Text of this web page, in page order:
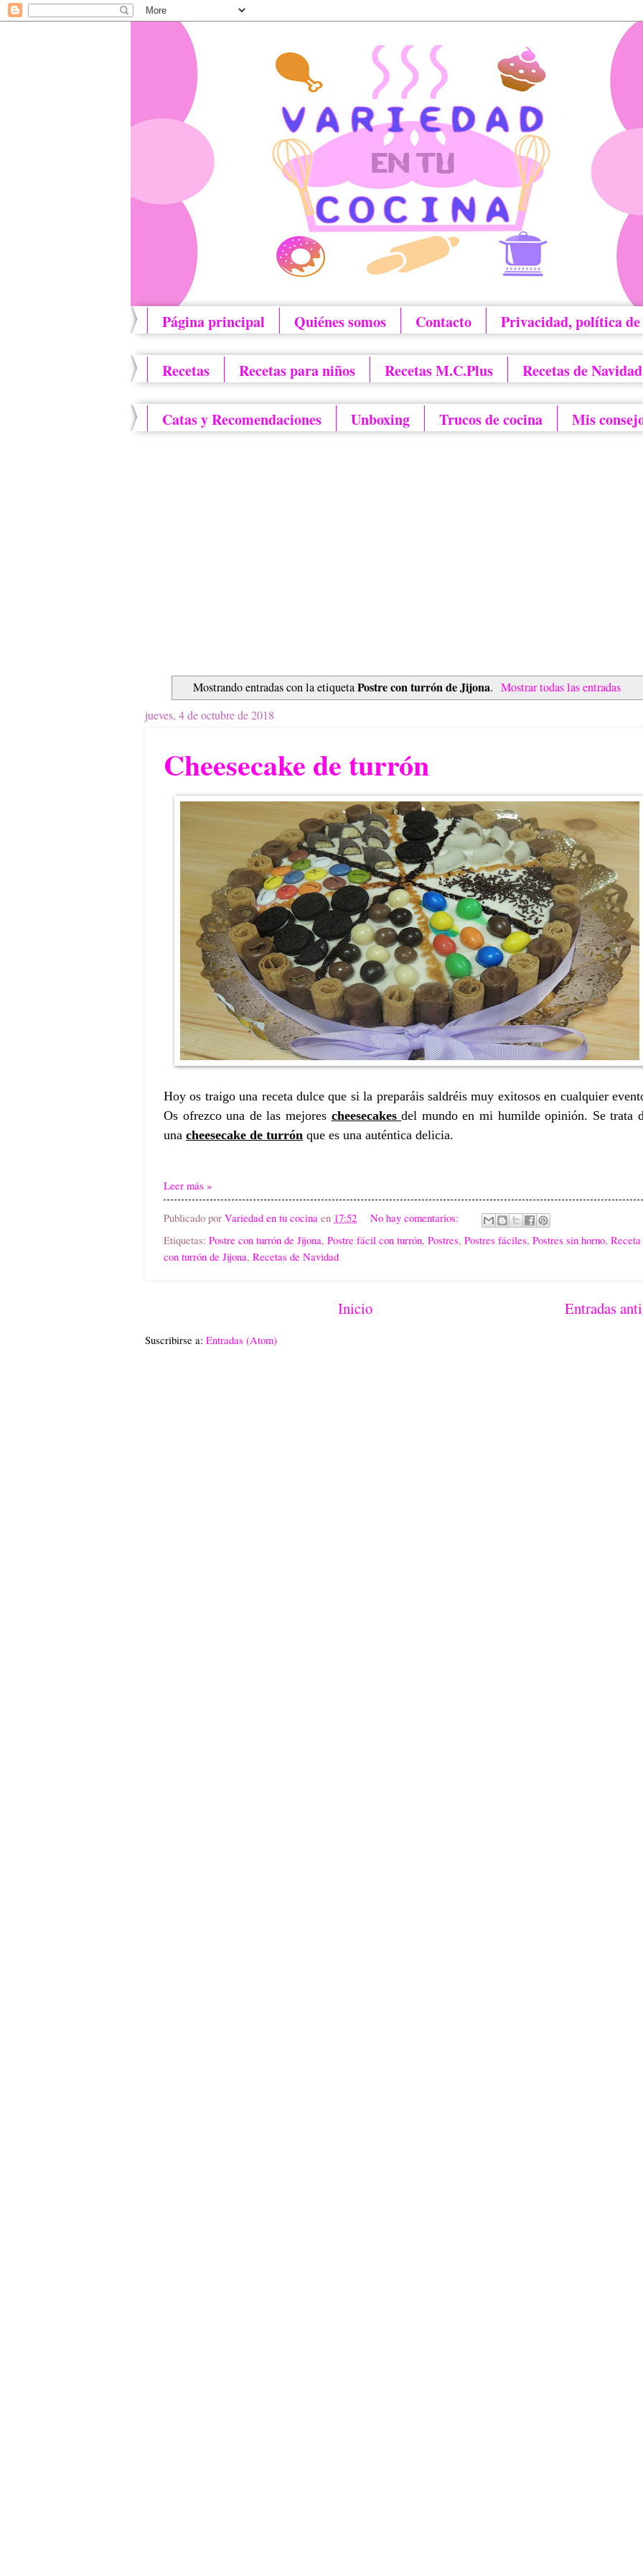
Página principal Quiénes somos Contacto Privacidad, política de
Recetas Recetas para niños Recetas M.C.Plus Recetas de Navidad
Catas y Recomendaciones Unboxing Trucos de cocina Mis
Mostrando entradas con la etiquetaPostre con turrón de Jijona. Mostrar todas las entradas
jueves, 4 de octubre de 2018
Cheesecake de turrón
Hoy os traigo una receta dulce que si la preparáis saldréis muy exitosos en cualquier
Os ofrezco una de las mejores cheesecakesdel mundo en mi humilde opinión. Se trata
una cheesecake de turrón que es una auténtica delicia.
Leer más »
Publicado por Variedad en tu cocina en 17:52
No hay comentarios:
Etiquetas: Postre con turrón de Jijona, Postre fácil con turrón, Postres, Postres fáciles, Postres sin horno, Receta
con turrón de Jijona, Recetas de Navidad
Entradas
Inicio
Suscribirse a: Entradas (Atom)